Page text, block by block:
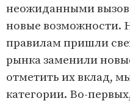
неожиданными
новые возможности.
правилам пришли
рынка заменили
отметить их вклад,
категории. Во-